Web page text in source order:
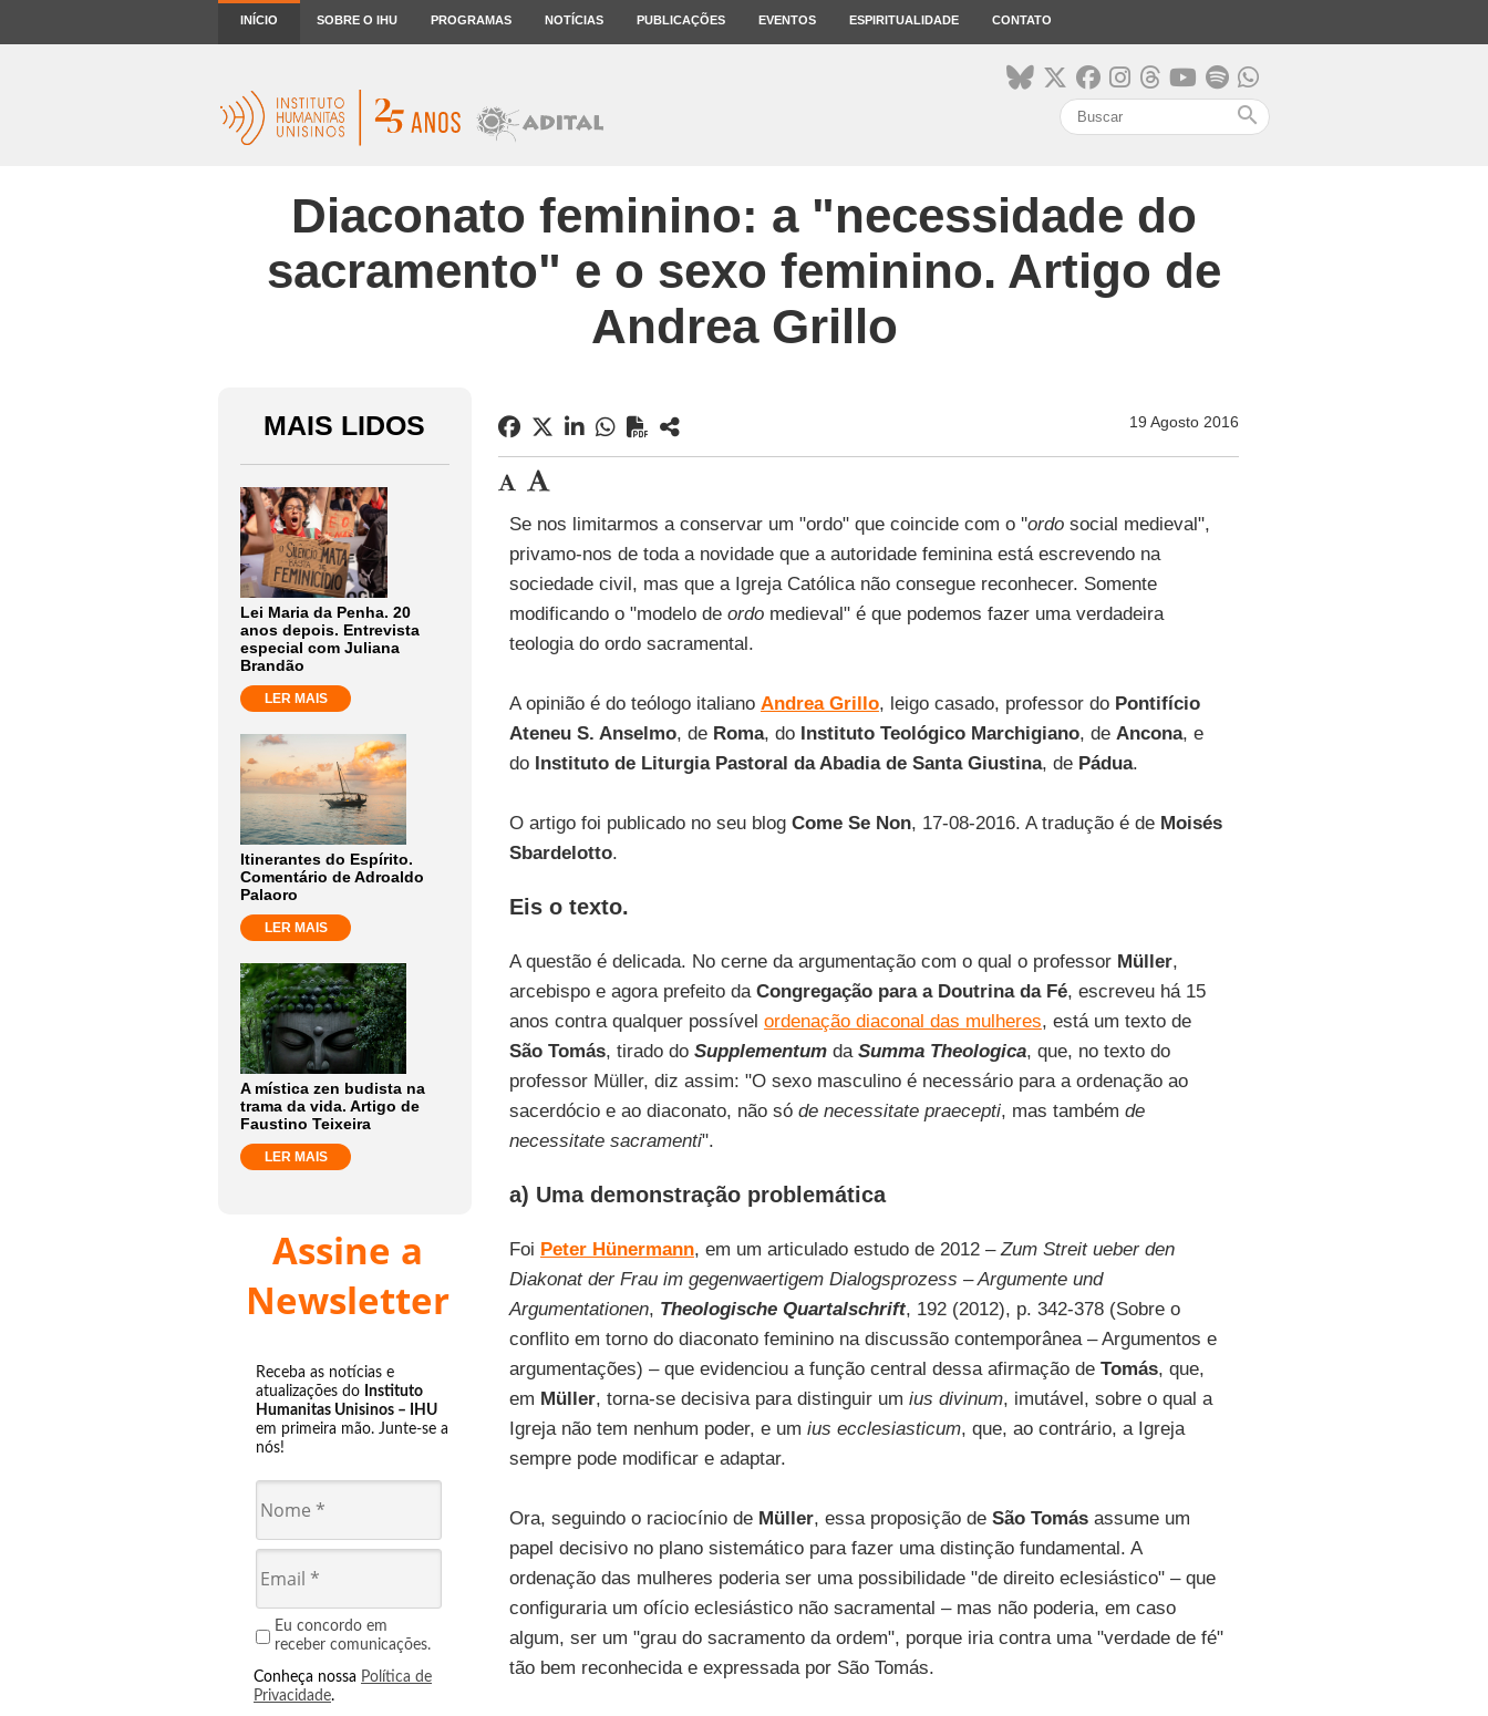
INÍCIO SOBRE O IHU PROGRAMAS NOTÍCIAS PUBLICAÇÕES EVENTOS ESPIRITUALIDADE CONTATO
search
Diaconato feminino: a "necessidade do
sacramento" e o sexo feminino. Artigo de
Andrea Grillo
MAIS LIDOS
Lei Maria da Penha. 20
anos depois. Entrevista
especial com Juliana
Brandão
LER MAIS
Itinerantes do Espírito.
Comentário de Adroaldo
Palaoro
LER MAIS
A mística zen budista na
trama da vida. Artigo de
Faustino Teixeira
LER MAIS
Assine a
Newsletter
Receba as notícias e
atualizações do Instituto
Humanitas Unisinos – IHU
em primeira mão. Junte-se a
nós!
Eu concordo em
receber comunicações.
Conheça nossa Política de
Privacidade.
19 Agosto 2016
Se nos limitarmos a conservar um "ordo" que coincide com o ''ordosocial medieval",
privamo-nos de toda a novidade que a autoridade feminina está escrevendo na
sociedade civil, mas que a Igreja Católica não consegue reconhecer. Somente
modificando o "modelo de ordomedieval" é que podemos fazer uma verdadeira
teologia do ordo sacramental.
A opinião é do teólogo italiano Andrea Grillo, leigo casado, professor do Pontifício
Ateneu S. Anselmo, de Roma, do Instituto Teológico Marchigiano, de Ancona, e
do Instituto de Liturgia Pastoral da Abadia de Santa Giustina, de Pádua.
O artigo foi publicado no seu blog Come Se Non, 17-08-2016. A tradução é de Moisés
Sbardelotto.
Eis o texto.
A questão é delicada. No cerne da argumentação com o qual o professor Müller,
arcebispo e agora prefeito da Congregação para a Doutrina da Fé, escreveu há 15
anos contra qualquer possível ordenação diaconal das mulheres, está um texto de
São Tomás, tirado do Supplementum da Summa Theologica, que, no texto do
professor Müller, diz assim: "O sexo masculino é necessário para a ordenação ao
sacerdócio e ao diaconato, não só de necessitate praecepti, mas também de
necessitate sacramenti".
a) Uma demonstração problemática
Foi Peter Hünermann, em um articulado estudo de 2012 –Zum Streit ueber den
Diakonat der Frau im gegenwaertigem Dialogsprozess – Argumente und
Argumentationen, Theologische Quartalschrift, 192 (2012), p. 342-378 (Sobre o
conflito em torno do diaconato feminino na discussão contemporânea – Argumentos e
argumentações) – que evidenciou a função central dessa afirmação de Tomás, que,
em Müller, torna-se decisiva para distinguir um ius divinum, imutável, sobre o qual a
Igreja não tem nenhum poder, e um ius ecclesiasticum, que, ao contrário, a Igreja
sempre pode modificar e adaptar.
Ora, seguindo o raciocínio de Müller, essa proposição de São Tomásassume um
papel decisivo no plano sistemático para fazer uma distinção fundamental. A
ordenação das mulheres poderia ser uma possibilidade "de direito eclesiástico" – que
configuraria um ofício eclesiástico não sacramental – mas não poderia, em caso
algum, ser um "grau do sacramento da ordem", porque iria contra uma "verdade de fé"
tão bem reconhecida e expressada por São Tomás.